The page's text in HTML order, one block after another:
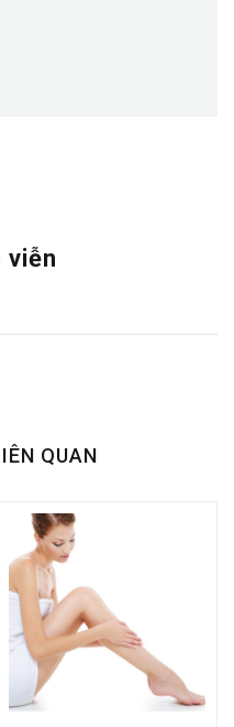
viễn
QUAN